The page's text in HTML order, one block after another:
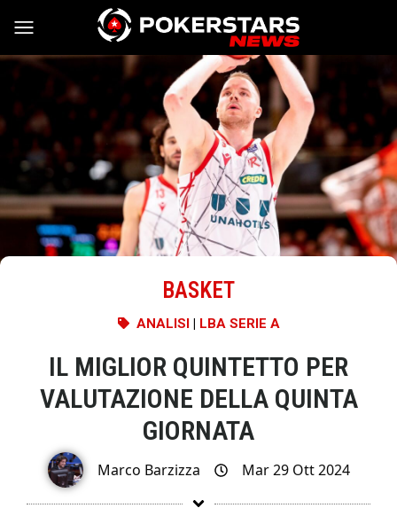
Vai al contenuto
BASKET
ANALISI| LBA SERIE A
IL MIGLIOR QUINTETTO PER
VALUTAZIONE DELLA QUINTA
GIORNATA
Marco Barzizza Mar 29 Ott 2024